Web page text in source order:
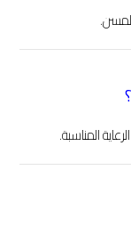
المناسبة.